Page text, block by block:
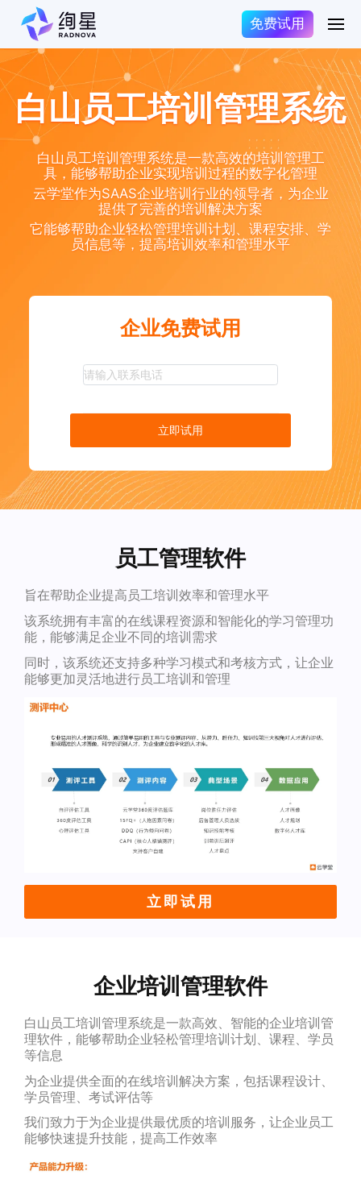
免费试用
白山员工培训管理系统
白山员工培训管理系统是一款高效的培训管理工
具，能够帮助企业实现培训过程的数字化管理
云学堂作为SAAS企业培训行业的领导者，为企业
提供了完善的培训解决方案
它能够帮助企业轻松管理培训计划、课程安排、学
员信息等，提高培训效率和管理水平
企业免费试用
立即试用
员工管理软件
旨在帮助企业提高员工培训效率和管理水平
该系统拥有丰富的在线课程资源和智能化的学习管理功
能，能够满足企业不同的培训需求
同时，该系统还支持多种学习模式和考核方式，让企业
能够更加灵活地进行员工培训和管理
立即试用
企业培训管理软件
白山员工培训管理系统是一款高效、智能的企业培训管
理软件，能够帮助企业轻松管理培训计划、课程、学员
等信息
为企业提供全面的在线培训解决方案，包括课程设计、
学员管理、考试评估等
我们致力于为企业提供最优质的培训服务，让企业员工
能够快速提升技能，提高工作效率